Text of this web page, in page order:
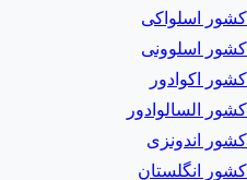
کشور اسلواکی
کشور اسلوونی
کشور اکوادور
کشور السالوادور
کشور اندونزی
کشور انگلستان